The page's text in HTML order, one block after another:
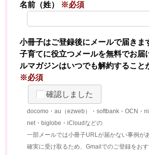
名前（姓） ※必須
小冊子はご登録後にメールで届きま
子育てに役立つメールを無料でお届
ルマガジンはいつでも解約すること
※必須
確認しました
docomo・au（ezweb）・softbank・OCN・
net・biglobe・iCloudなどの
一部メールでは小冊子URLが届かない事例が
確実に受け取るため、Gmailでのご登録をおす